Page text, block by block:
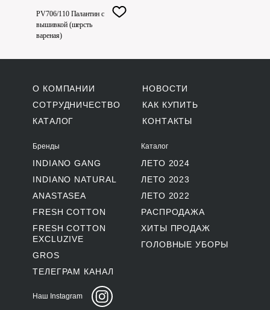
PV706/110 Палантин с
вышивкой (шерсть
вареная)
О КОМПАНИИ
СОТРУДНИЧЕСТВО
КАТАЛОГ
НОВОСТИ
КАК КУПИТЬ
КОНТАКТЫ
Бренды
INDIANO GANG
INDIANO NATURAL
ANASTASEA
FRESH COTTON
FRESH COTTON
EXCLUZIVE
GROS
ТЕЛЕГРАМ КАНАЛ
Наш Instagram
Каталог
ЛЕТО 2024
ЛЕТО 2023
ЛЕТО 2022
РАСПРОДАЖА
ХИТЫ ПРОДАЖ
ГОЛОВНЫЕ УБОРЫ